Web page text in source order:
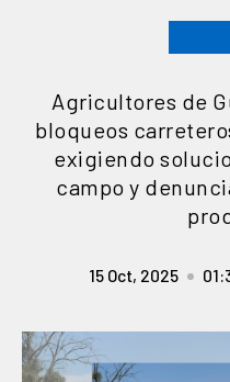
Agricultores de
bloqueos
exigiendo
campo y
15 Oct, 2025